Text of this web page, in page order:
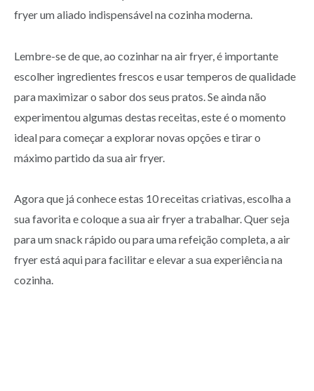
fryer um aliado indispensável na cozinha moderna.
Lembre-se de que, ao cozinhar na air fryer, é importante
escolher ingredientes frescos e usar temperos de qualidade
para maximizar o sabor dos seus pratos. Se ainda não
experimentou algumas destas receitas, este é o momento
ideal para começar a explorar novas opções e tirar o
máximo partido da sua air fryer.
Agora que já conhece estas 10 receitas criativas, escolha a
sua favorita e coloque a sua air fryer a trabalhar. Quer seja
para um snack rápido ou para uma refeição completa, a air
fryer está aqui para facilitar e elevar a sua experiência na
cozinha.